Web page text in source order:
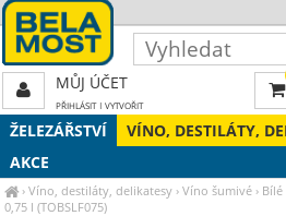
ŽELEZÁŘSTVÍ VÍNO, DESTILÁTY,
AKCE
›Víno, destiláty, delikatesy ›Víno šumivé › Bílé
0,75 l (TOBSLF075)
MŮJ ÚČET
PŘIHLÁSIT| VYTVOŘIT